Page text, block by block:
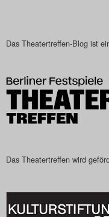
Das
Das
Das Theatertreffen-Blog ist
Das Theatertreffen wird